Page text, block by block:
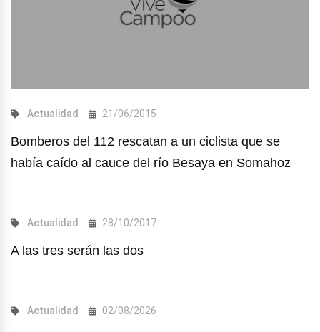
Actualidad 21/06/2015
Bomberos del 112 rescatan a un ciclista que se
había caído al cauce del río Besaya en Somahoz
Actualidad 28/10/2017
A las tres serán las dos
Actualidad 02/08/2026